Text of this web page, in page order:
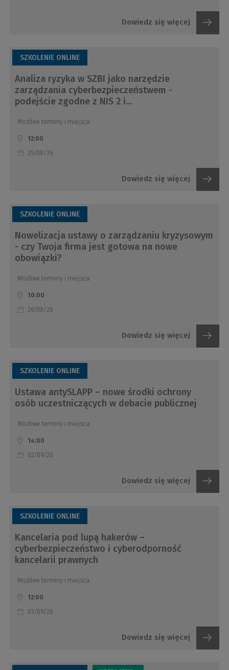
Dowiedz się więcej
SZKOLENIE ONLINE
Analiza ryzyka w SZBI jako narzędzie
zarządzania cyberbezpieczeństwem -
podejście zgodne z NIS 2 i...
Możliwe terminy i miejsca:
12:00
25/08/26
Dowiedz się więcej
SZKOLENIE ONLINE
Nowelizacja ustawy o zarządzaniu kryzysowym
- czy Twoja firma jest gotowa na nowe
obowiązki?
Możliwe terminy i miejsca:
10:00
26/08/26
Dowiedz się więcej
SZKOLENIE ONLINE
Ustawa antySLAPP – nowe środki ochrony
osób uczestniczących w debacie publicznej
Możliwe terminy i miejsca:
14:00
02/09/26
Dowiedz się więcej
SZKOLENIE ONLINE
Kancelaria pod lupą hakerów –
cyberbezpieczeństwo i cyberodporność
kancelarii prawnych
Możliwe terminy i miejsca:
12:00
03/09/26
Dowiedz się więcej